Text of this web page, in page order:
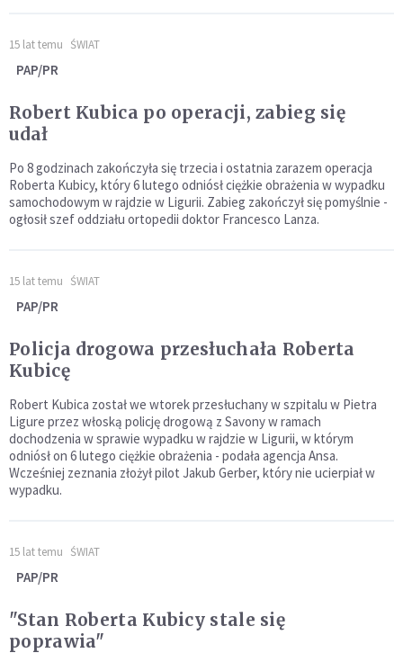
15 lat temu ŚWIAT
PAP/PR
Robert Kubica po operacji, zabieg się
udał
Po 8 godzinach zakończyła się trzecia i ostatnia zarazem operacja
Roberta Kubicy, który 6 lutego odniósł ciężkie obrażenia w wypadku
samochodowym w rajdzie w Ligurii. Zabieg zakończył się pomyślnie -
ogłosił szef oddziału ortopedii doktor Francesco Lanza.
15 lat temu ŚWIAT
PAP/PR
Policja drogowa przesłuchała Roberta
Kubicę
Robert Kubica został we wtorek przesłuchany w szpitalu w Pietra
Ligure przez włoską policję drogową z Savony w ramach
dochodzenia w sprawie wypadku w rajdzie w Ligurii, w którym
odniósł on 6 lutego ciężkie obrażenia - podała agencja Ansa.
Wcześniej zeznania złożył pilot Jakub Gerber, który nie ucierpiał w
wypadku.
15 lat temu ŚWIAT
PAP/PR
"Stan Roberta Kubicy stale się
poprawia"